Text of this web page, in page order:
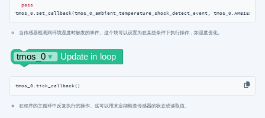
pass
tmos_0.set_callback(tmos_0_ambient_temperature_shock_detect_event,
当传感器检测到环境温度时触发的事件。这个块可以设置为在某些条件下执行操作，如温度变化。
tmos_0.tick_callback()
在程序的主循环中反复执行的操作。这可以用来定期检查传感器的状态或读取值。